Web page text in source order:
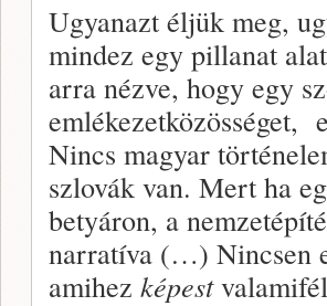
Ugyanazt éljük meg,
mindez egy pillanat
arra nézve, hogy egy
emlékezetközösséget,
Nincs magyar
szlovák van. Mert ha
betyáron, a
narratíva (…) Nincsen
amihez képest